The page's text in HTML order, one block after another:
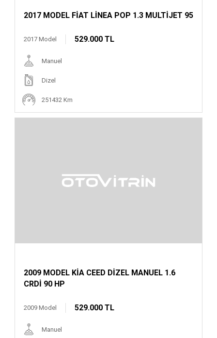
2017 MODEL FİAT LİNEA POP 1.3 MULTİJET 95
2017 Model 529.000 TL
Manuel
Dizel
251432 Km
2009 MODEL KİA CEED DİZEL MANUEL 1.6
CRDİ 90 HP
2009 Model 529.000 TL
Manuel